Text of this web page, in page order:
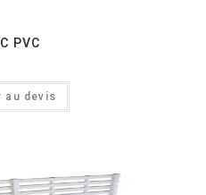
PVC
au devis